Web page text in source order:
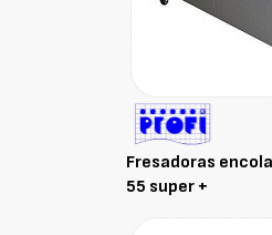
Fresadoras
55 super +